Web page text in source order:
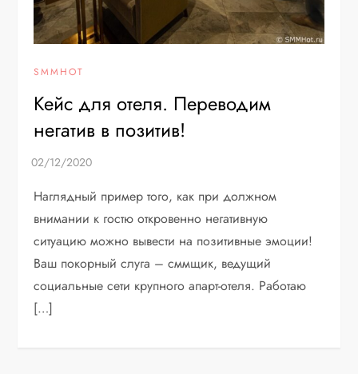
SMMHOT
Кейс для отеля. Переводим
негатив в позитив!
Наглядный пример того, как при должном
внимании к гостю откровенно негативную
ситуацию можно вывести на позитивные эмоции!
Ваш покорный слуга – сммщик, ведущий
социальные сети крупного апарт-отеля. Работаю
[…]